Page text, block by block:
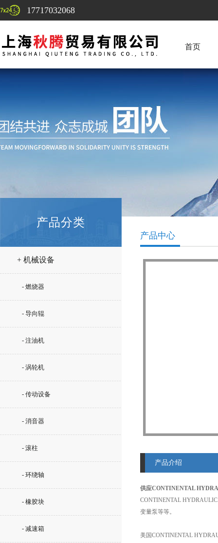
17717032068
首页
产品分类
+ 机械设备
- 燃烧器
- 导向辊
- 注油机
- 涡轮机
- 传动设备
- 消音器
- 滚柱
- 环绕轴
- 橡胶块
- 减速箱
产品中心
产品介绍
供应CONTINENTAL
CONTINENTAL
变量泵等等。
美国CONTINENTAL